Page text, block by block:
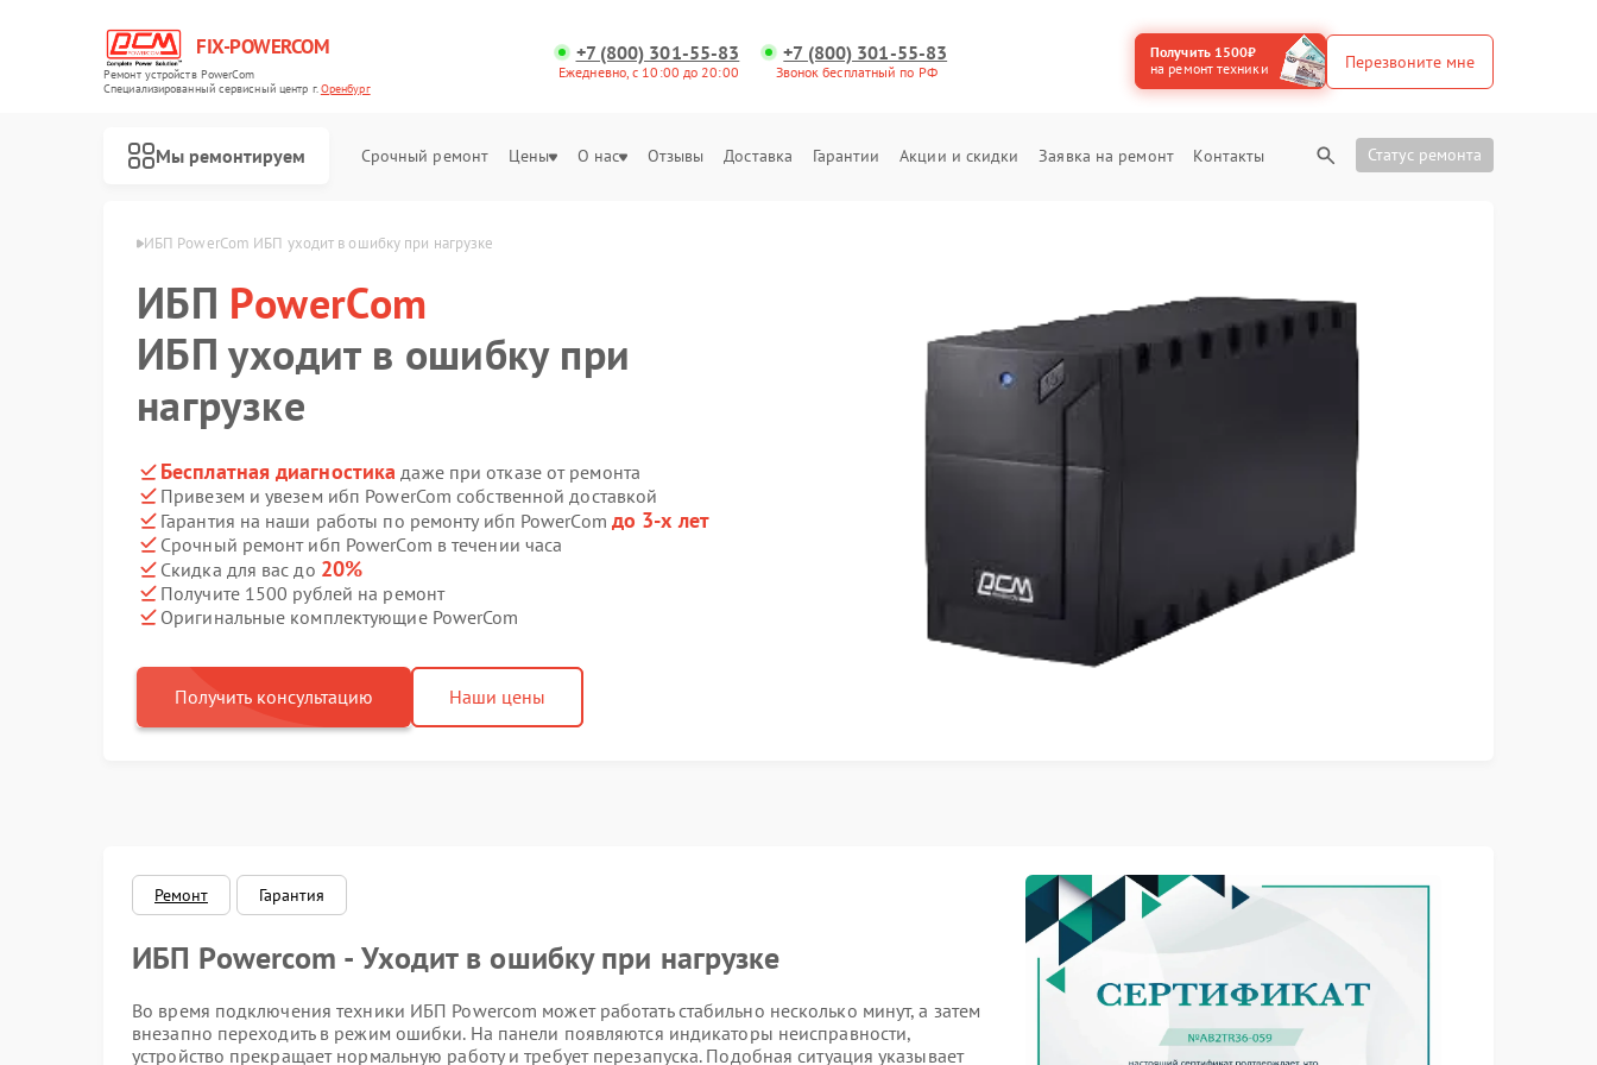
FIX-POWERCOM
Ремонт устройств PowerCom
Специализированный cервисный центр г.Оренбург
+7 (800) 301-55-83
Ежедневно, с 10:00 до 20:00
+7 (800) 301-55-83
Звонок бесплатный по РФ
Получить 1500₽
на ремонт техники
Перезвоните мне
Мы ремонтируем Срочный ремонт Цены О нас Отзывы Доставка Гарантии Акции и скидки Заявка на ремонт Контакты Статус ремонта
ИБП PowerCom ИБП уходит в ошибку при нагрузке
ИБП PowerCom
ИБП уходит в ошибку при
нагрузке
Бесплатная диагностика даже при отказе от ремонта
Привезем и увезем ибп PowerCom собственной доставкой
Гарантия на наши работы по ремонту ибп PowerCom до 3-х лет
Срочный ремонт ибп PowerCom в течении часа
Скидка для вас до 20%
Получите 1500 рублей на ремонт
Оригинальные комплектующие PowerCom
Получить консультацию Наши цены
Ремонт Гарантия
ИБП Powercom - Уходит в ошибку при нагрузке
Во время подключения техники ИБП Powercom может работать стабильно несколько минут, а затем
внезапно переходить в режим ошибки. На панели появляются индикаторы неисправности,
устройство прекращает нормальную работу и требует перезапуска. Подобная ситуация указывает